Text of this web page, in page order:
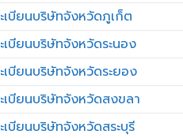
เบียนบริษัทจังหวัดภูเก็ต
เบียนบริษัทจังหวัดระนอง
เบียนบริษัทจังหวัดระยอง
เบียนบริษัทจังหวัดสงขลา
เบียนบริษัทจังหวัดสระบุรี